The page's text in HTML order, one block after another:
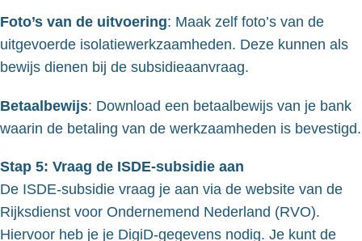
Foto’s van de uitvoering: Maak zelf foto’s van de
uitgevoerde isolatiewerkzaamheden. Deze kunnen als
bewijs dienen bij de subsidieaanvraag.
Betaalbewijs: Download een betaalbewijs van je bank
waarin de betaling van de werkzaamheden is bevestigd.
Stap 5: Vraag de ISDE-subsidie aan
De ISDE-subsidie vraag je aan via de website van de
Rijksdienst voor Ondernemend Nederland (RVO).
Hiervoor heb je je DigiD-gegevens nodig. Je kunt de